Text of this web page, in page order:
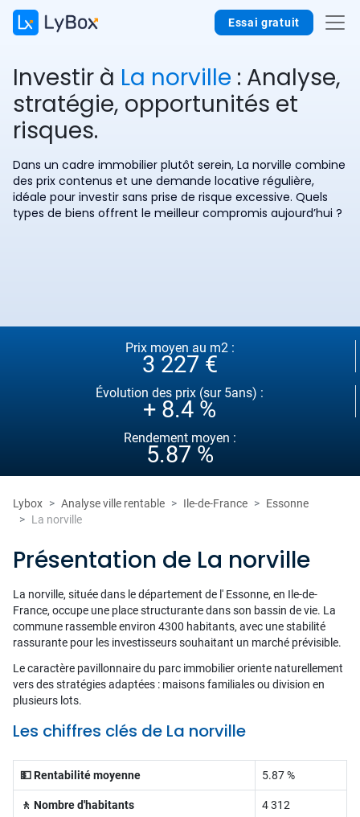
Essai gratuit
Investir à La norville : Analyse,
stratégie, opportunités et
risques.
Dans un cadre immobilier plutôt serein, La norville combine
des prix contenus et une demande locative régulière,
idéale pour investir sans prise de risque excessive. Quels
types de biens offrent le meilleur compromis aujourd’hui ?
Prix moyen au m2 :
3 227 €
Évolution des prix (sur 5ans) :
+ 8.4 %
Rendement moyen :
5.87 %
Lybox Analyse ville rentable Ile-de-France
Essonne
La norville
Présentation de La norville
La norville, située dans le département de l' Essonne, en Ile-de-
France, occupe une place structurante dans son bassin de vie. La
commune rassemble environ 4300 habitants, avec une stabilité
rassurante pour les investisseurs souhaitant un marché prévisible.
Le caractère pavillonnaire du parc immobilier oriente naturellement
vers des stratégies adaptées : maisons familiales ou division en
plusieurs lots.
Les chiffres clés de La norville
💵 Rentabilité moyenne 5.87 %
🚶 Nombre d'habitants 4 312